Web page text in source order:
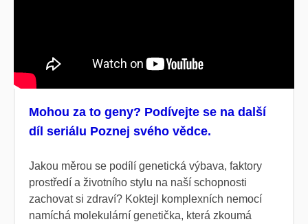
Mohou za to geny? Podívejte se na další
díl seriálu Poznej svého vědce.
Jakou měrou se podílí genetická výbava, faktory
prostředí a životního stylu na naší schopnosti
zachovat si zdraví? Koktejl komplexních nemocí
namíchá molekulární genetička, která zkoumá